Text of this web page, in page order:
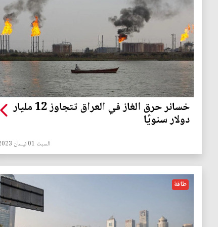
خسائر حرق الغاز في العراق تتجاوز 12 مليار
دولار سنويًا
السبت 01 نيسان 2023
طاقة